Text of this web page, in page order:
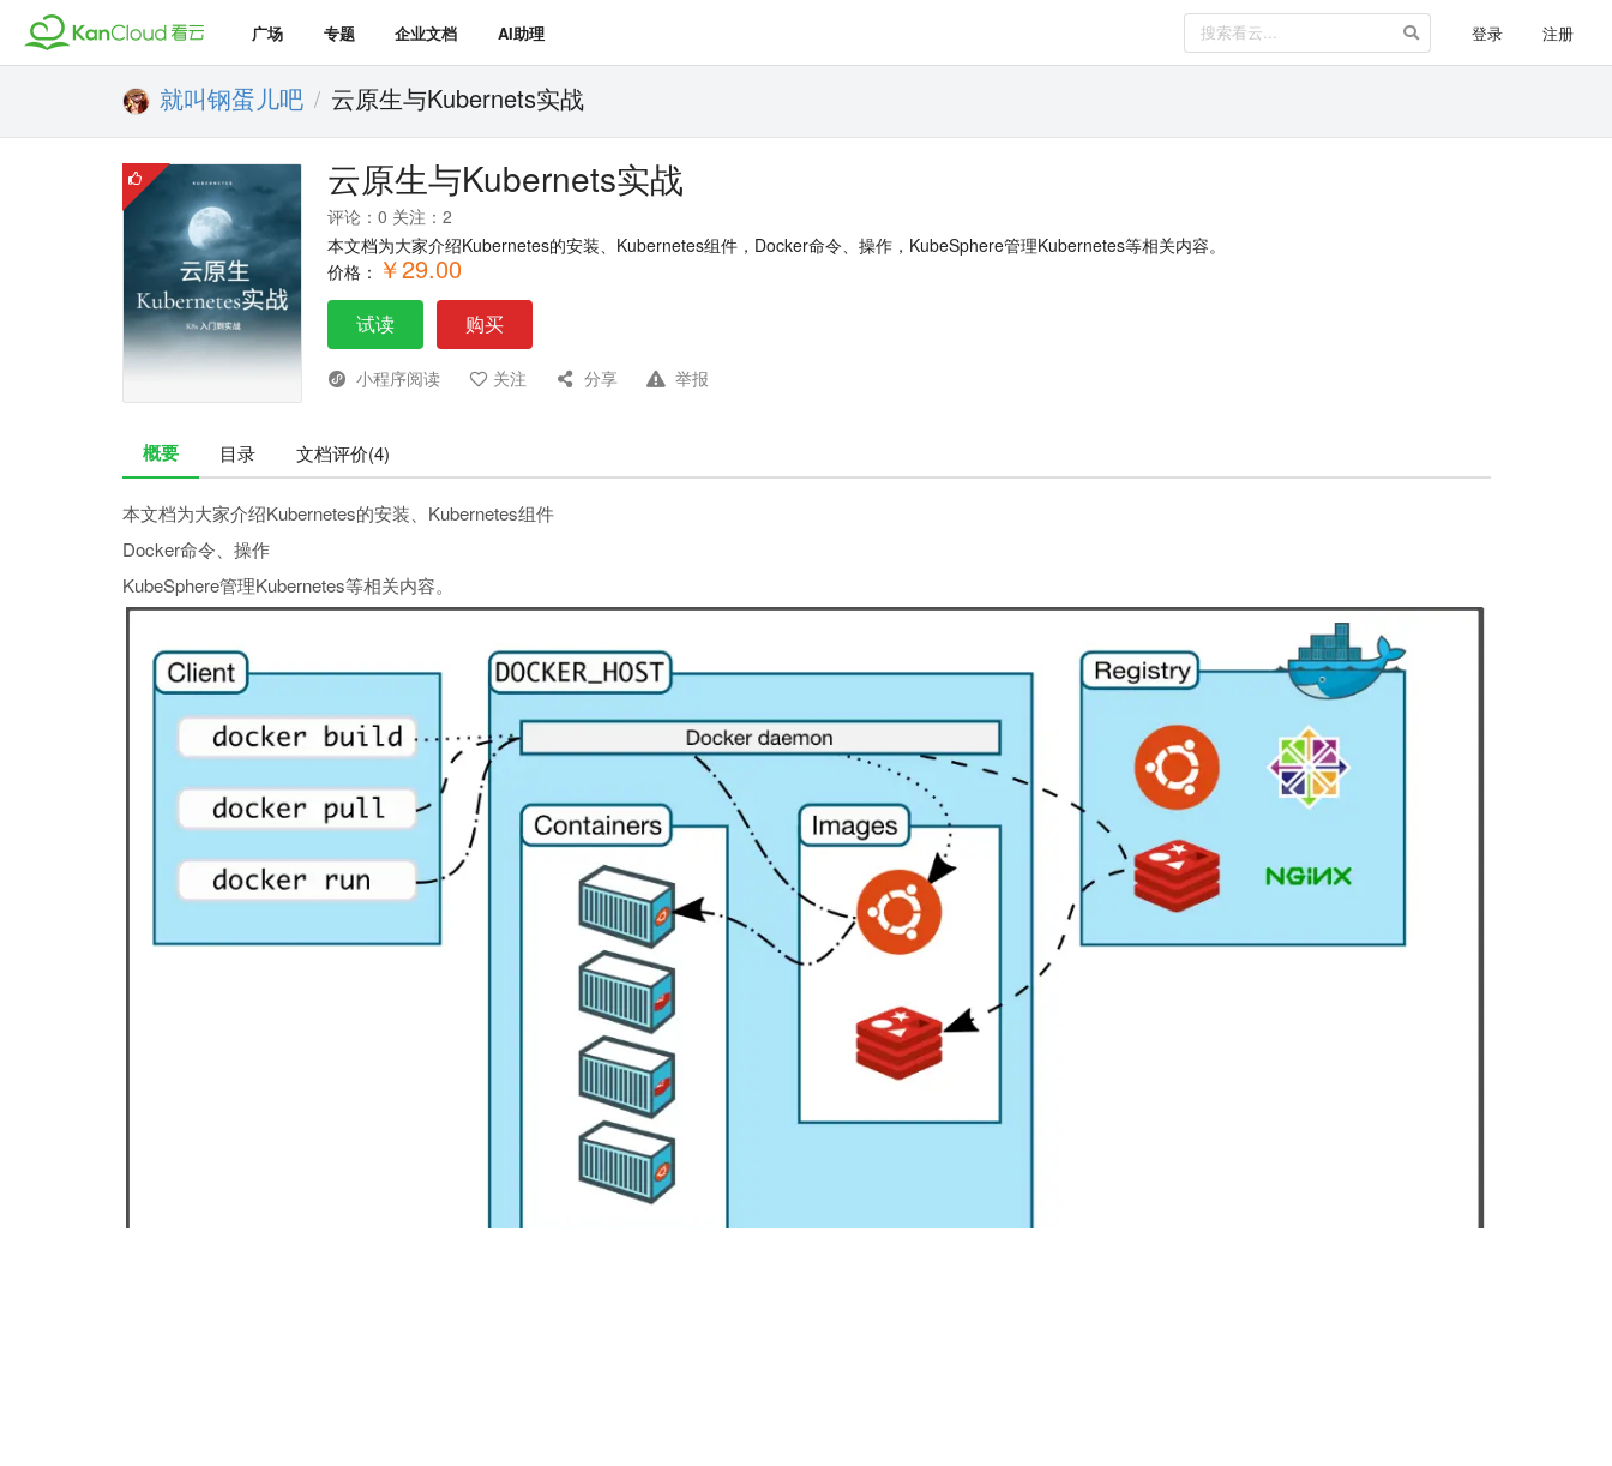
广场 专题 企业文档 AI助理 登录 注册
就叫钢蛋儿吧 / 云原生与Kubernets实战
云原生与Kubernets实战
评论：0 关注：2
本文档为大家介绍Kubernetes的安装、Kubernetes组件，Docker命令、操作，KubeSphere管理Kubernetes等相关内容。
价格： ￥29.00
试读 购买
小程序阅读 关注 分享 举报
概要 目录 文档评价(4)
本文档为大家介绍Kubernetes的安装、Kubernetes组件
Docker命令、操作
KubeSphere管理Kubernetes等相关内容。